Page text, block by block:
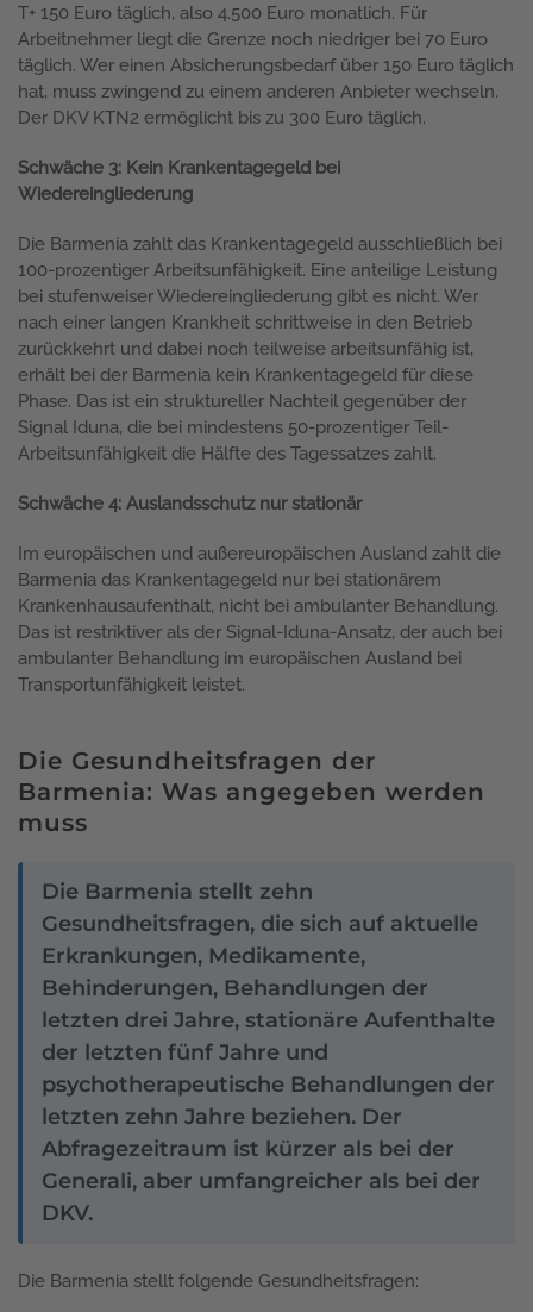
T+ 150 Euro täglich, also 4.500 Euro monatlich. Für
Arbeitnehmer liegt die Grenze noch niedriger bei 70 Euro
täglich. Wer einen Absicherungsbedarf über 150 Euro täglich
hat, muss zwingend zu einem anderen Anbieter wechseln.
Der DKV KTN2 ermöglicht bis zu 300 Euro täglich.
Schwäche 3: Kein Krankentagegeld bei
Wiedereingliederung
Die Barmenia zahlt das Krankentagegeld ausschließlich bei
100-prozentiger Arbeitsunfähigkeit. Eine anteilige Leistung
bei stufenweiser Wiedereingliederung gibt es nicht. Wer
nach einer langen Krankheit schrittweise in den Betrieb
zurückkehrt und dabei noch teilweise arbeitsunfähig ist,
erhält bei der Barmenia kein Krankentagegeld für diese
Phase. Das ist ein struktureller Nachteil gegenüber der
Signal Iduna, die bei mindestens 50-prozentiger Teil-
Arbeitsunfähigkeit die Hälfte des Tagessatzes zahlt.
Schwäche 4: Auslandsschutz nur stationär
Im europäischen und außereuropäischen Ausland zahlt die
Barmenia das Krankentagegeld nur bei stationärem
Krankenhausaufenthalt, nicht bei ambulanter Behandlung.
Das ist restriktiver als der Signal-Iduna-Ansatz, der auch bei
ambulanter Behandlung im europäischen Ausland bei
Transportunfähigkeit leistet.
Die Gesundheitsfragen der
Barmenia: Was angegeben werden
muss
Die Barmenia stellt zehn
Gesundheitsfragen, die sich auf aktuelle
Erkrankungen, Medikamente,
Behinderungen, Behandlungen der
letzten drei Jahre, stationäre Aufenthalte
der letzten fünf Jahre und
psychotherapeutische Behandlungen der
letzten zehn Jahre beziehen. Der
Abfragezeitraum ist kürzer als bei der
Generali, aber umfangreicher als bei der
DKV.
Die Barmenia stellt folgende Gesundheitsfragen: